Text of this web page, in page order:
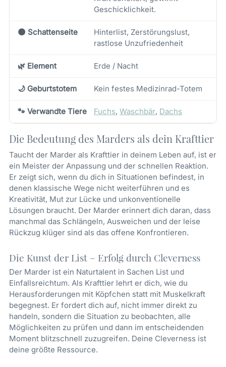
Geschicklichkeit.
🌑 Schattenseite
Hinterlist, Zerstörungslust,
rastlose Unzufriedenheit
🌿 Element Erde / Nacht
🌙 Geburtstotem Kein festes Medizinrad-Totem
🐾 Verwandte Tiere Fuchs,Waschbär, Dachs
Die Bedeutung des Marders als dein Krafttier
Taucht der Marder als Krafttier in deinem Leben auf, ist er
ein Meister der Anpassung und der schnellen Reaktion.
Er zeigt sich, wenn du dich in Situationen befindest, in
denen klassische Wege nicht weiterführen und es
Kreativität, Mut zur Lücke und unkonventionelle
Lösungen braucht. Der Marder erinnert dich daran, dass
manchmal das Schlängeln, Ausweichen und der leise
Rückzug klüger sind als das offene Konfrontieren.
Die Kunst der List – Erfolg durch Cleverness
Der Marder ist ein Naturtalent in Sachen List und
Einfallsreichtum. Als Krafttier lehrt er dich, wie du
Herausforderungen mit Köpfchen statt mit Muskelkraft
begegnest. Er fordert dich auf, nicht immer direkt zu
handeln, sondern die Situation zu beobachten, alle
Möglichkeiten zu prüfen und dann im entscheidenden
Moment blitzschnell zuzugreifen. Deine Cleverness ist
deine größte Ressource.